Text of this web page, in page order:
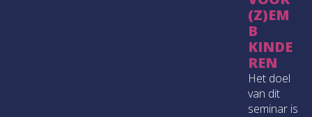
(Z)EM
B
KINDE
REN
Het doel
van dit
seminar is